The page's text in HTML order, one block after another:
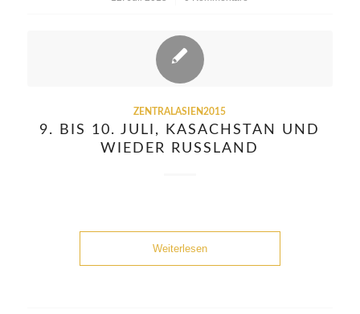
ZENTRALASIEN2015
9. BIS 10. JULI, KASACHSTAN UND
WIEDER RUSSLAND
Weiterlesen